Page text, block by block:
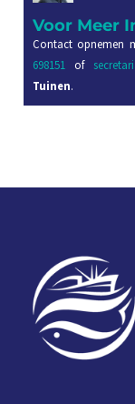
Voor Meer
Contact opnemen
698151of
Tuinen.